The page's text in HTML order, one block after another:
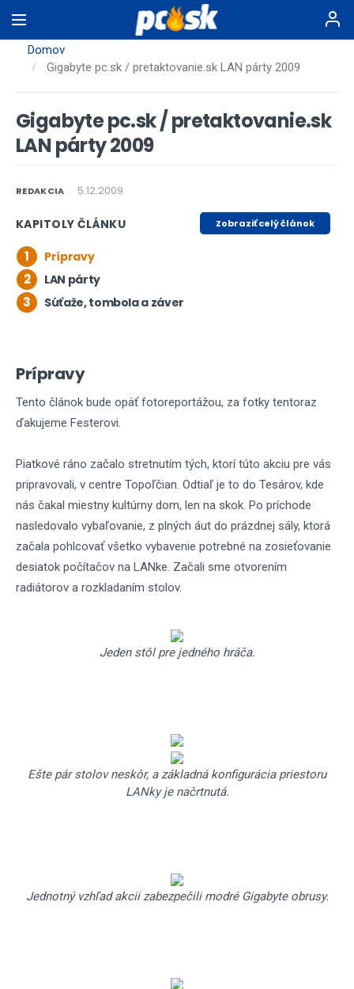
na
hlavnýDomov
Gigabyte pc.sk / pretaktovanie.sk LAN párty 2009
Gigabyte pc.sk / pretaktovanie.sk
LAN párty 2009
REDAKCIA 5.12.2009
KAPITOLY ČLÁNKU Zobraziť celý článok
1 Prípravy
2 LAN párty
3 Súťaže, tombola a záver
Prípravy
Tento článok bude opäť fotoreportážou, za fotky tentoraz
ďakujeme Festerovi.
Piatkové ráno začalo stretnutím tých, ktorí túto akciu pre vás
pripravovali, v centre Topoľčian. Odtiaľ je to do Tesárov, kde
nás čakal miestny kultúrny dom, len na skok. Po príchode
nasledovalo vybaľovanie, z plných áut do prázdnej sály, ktorá
začala pohlcovať všetko vybavenie potrebné na zosieťovanie
desiatok počítačov na LANke. Začali sme otvorením
radiátorov a rozkladaním stolov.
Jeden stôl pre jedného hráča.
Ešte pár stolov neskôr, a základná konfigurácia priestoru
LANky je načrtnutá.
Jednotný vzhľad akcii zabezpečili modré Gigabyte obrusy.